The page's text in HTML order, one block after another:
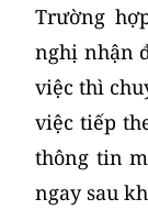
Trường
nghị nhận
việc thì
việc tiếp
thông tin
ngay sau